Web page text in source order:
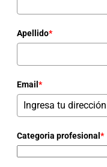
Apellido*
Email *
Categoria profesional *